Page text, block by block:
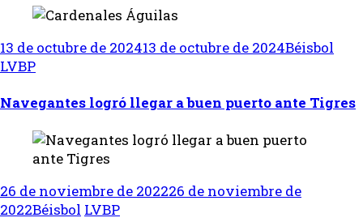
13 de octubre de 202413 de octubre de 2024Béisbol
LVBP
Navegantes logró llegar a buen puerto ante Tigres
26 de noviembre de 202226 de noviembre de
2022Béisbol LVBP